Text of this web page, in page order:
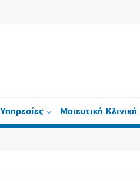
Υπηρεσίες Μαιευτική Κλινική